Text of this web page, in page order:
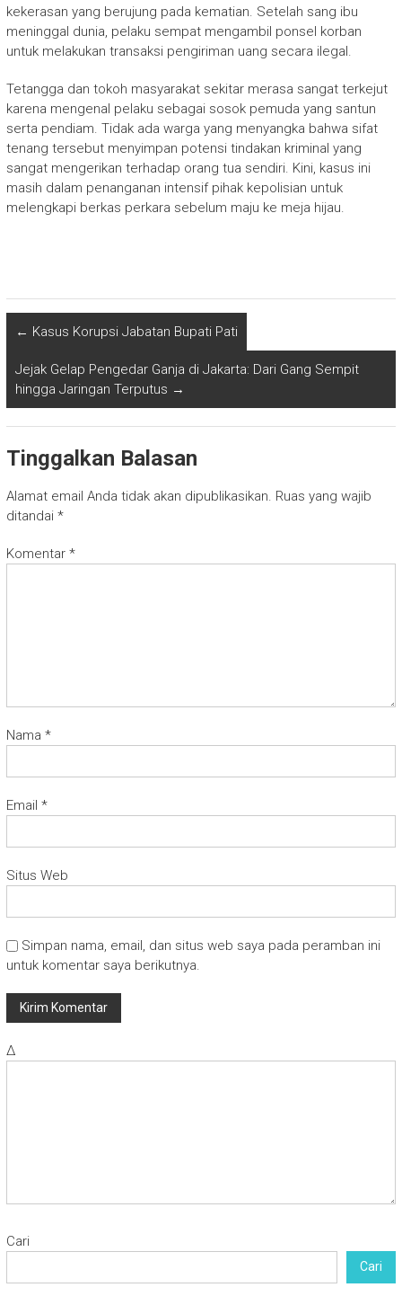
kekerasan yang berujung pada kematian. Setelah sang ibu
meninggal dunia, pelaku sempat mengambil ponsel korban
untuk melakukan transaksi pengiriman uang secara ilegal.
Tetangga dan tokoh masyarakat sekitar merasa sangat terkejut
karena mengenal pelaku sebagai sosok pemuda yang santun
serta pendiam. Tidak ada warga yang menyangka bahwa sifat
tenang tersebut menyimpan potensi tindakan kriminal yang
sangat mengerikan terhadap orang tua sendiri. Kini, kasus ini
masih dalam penanganan intensif pihak kepolisian untuk
melengkapi berkas perkara sebelum maju ke meja hijau.
← Kasus Korupsi Jabatan Bupati Pati
Jejak Gelap Pengedar Ganja di Jakarta: Dari Gang Sempit
hingga Jaringan Terputus →
Tinggalkan Balasan
Alamat email Anda tidak akan dipublikasikan. Ruas yang wajib
ditandai *
Komentar *
Nama *
Email *
Situs Web
Simpan nama, email, dan situs web saya pada peramban ini
untuk komentar saya berikutnya.
Δ
Cari
Cari